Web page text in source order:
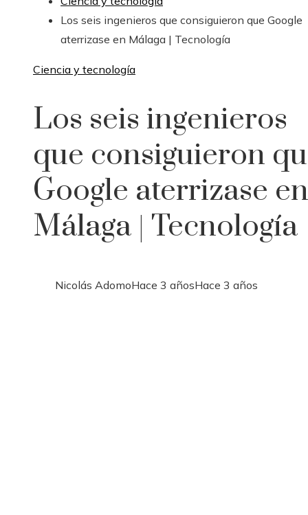
viernes, agosto 7
Los seis ingenieros que consiguieron que Google
aterrizase en Málaga | Tecnología
Ciencia y tecnología
Los seis ingenieros
que consiguieron
Google aterrizase en
Málaga | Tecnología
Nicolás AdomoHace 3 añosHace 3 años